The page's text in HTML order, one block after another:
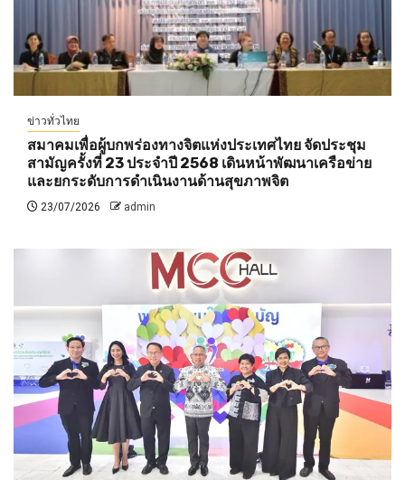
ข่าวทั่วไทย
สมาคมเพื่อผู้บกพร่องทางจิตแห่งประเทศไทย จัดประชุม
สามัญครั้งที่ 23 ประจำปี 2568 เดินหน้าพัฒนาเครือข่าย
และยกระดับการดำเนินงานด้านสุขภาพจิต
23/07/2026 admin